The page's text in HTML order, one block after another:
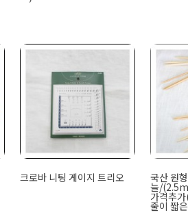
크로바 니팅 게이지 트리오 국산 원
늘/
가격추
줄이 짧